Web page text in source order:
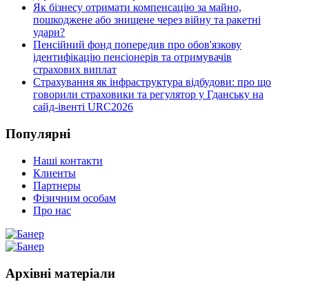
Як бізнесу отримати компенсацію за майно,
пошкоджене або знищене через війну та ракетні
удари?
Пенсійний фонд попередив про обов'язкову
ідентифікацію пенсіонерів та отримувачів
страхових виплат
Страхування як інфраструктура відбудови: про що
говорили страховики та регулятор у Гданську на
сайд-івенті URC2026
Популярні
Наші контакти
Клиенты
Партнеры
Фізичним особам
Про нас
Архівні матеріали